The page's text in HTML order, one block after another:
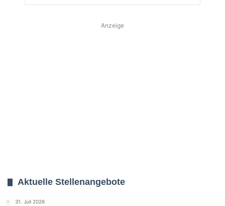
Anzeige
Aktuelle Stellenangebote
31. Juli 2026